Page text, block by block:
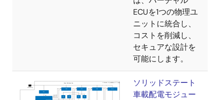
ECUを1つの物理ユ
ニットに統合し、
コストを削減し、
セキュアな設計を
可能にします。
ソリッドステート
車載配電モジュー